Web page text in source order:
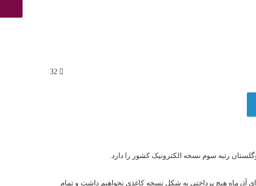
32
آذرماه هیچ پرداختی به شکل نسخه کاغذی نخواهیم داشت و تمام